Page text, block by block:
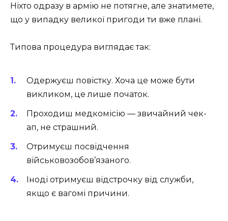
Ніхто одразу в армію не потягне, але знатимете,
що у випадку великої пригоди ти вже плані.
Типова процедура виглядає так:
Одержуєш повістку. Хоча це може бути
викликом, це лише початок.
Проходиш медкомісію — звичайний чек-
ап, не страшний.
Отримуєш посвідчення
військовозобов’язаного.
Іноді отримуєш відстрочку від служби,
якщо є вагомі причини.